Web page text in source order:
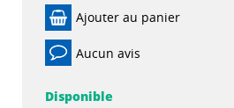
Ajouter au panier
Aucun avis
Disponible